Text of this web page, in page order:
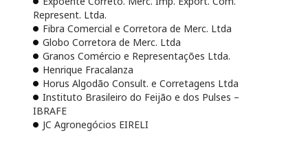
Represent. Ltda.
Fibra Comercial e Corretora de Merc. Ltda
Globo Corretora de Merc. Ltda
Granos Comércio e Representações Ltda.
Henrique Fracalanza
Horus Algodão Consult. e Corretagens Ltda
Instituto Brasileiro do Feijão e dos Pulses –
IBRAFE
JC Agronegócios EIRELI